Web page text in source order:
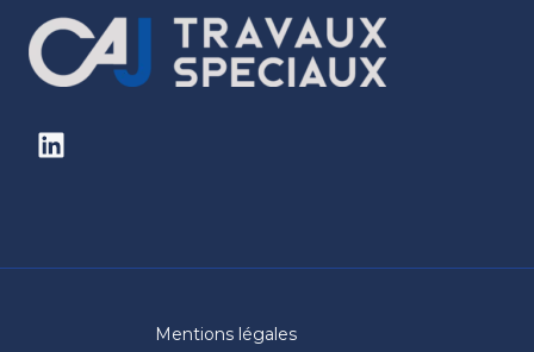
Mentions légales